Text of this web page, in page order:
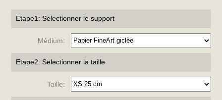
Etape1: Selectionner le support
Médium:
Etape2: Selectionner la taille
Taille: